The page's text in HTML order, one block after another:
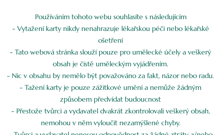
Používáním tohoto webu souhlasíte s následujícím
- Vytažení karty nikdy nenahrazuje lékařskou péči nebo lékařské
ošetření
- Tato webová stránka slouží pouze pro umělecké účely a veškerý
obsah je čistě uměleckým vyjádřením.
- Nic v obsahu by nemělo být považováno za fakt, názor nebo radu.
- Tažení karty je pouze zážitkové umění a nemůže žádným
způsobem předvídat budoucnost
- Přestože tvůrci a vydavatel dvakrát zkontrolovali veškerý obsah,
nemohou v něm vyloučit nezamýšlené chyby.